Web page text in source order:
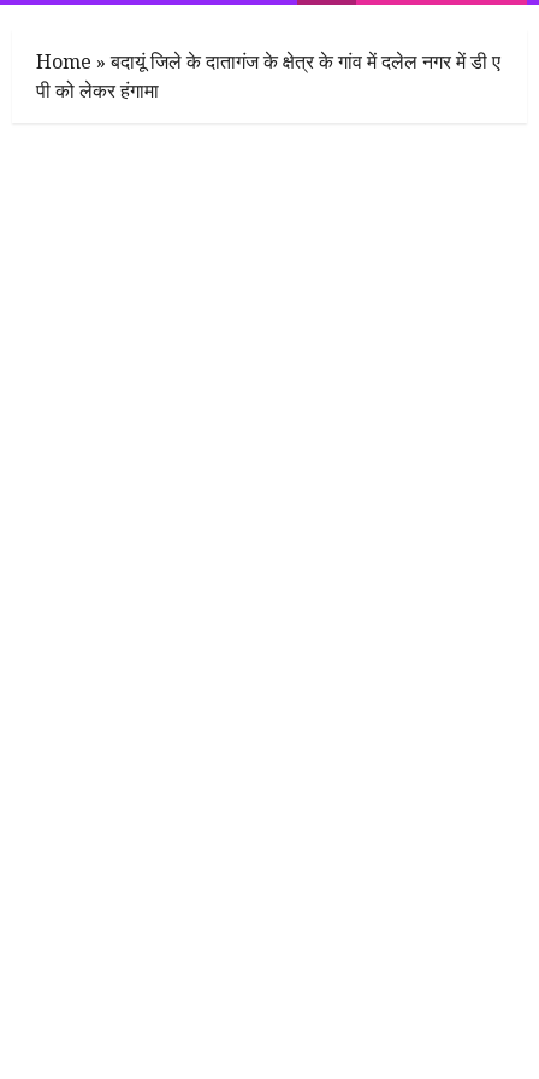
Menu
Home »बदायूं जिले के दातागंज के क्षेत्र के गांव में दलेल नगर में डी ए
पी को लेकर हंगामा